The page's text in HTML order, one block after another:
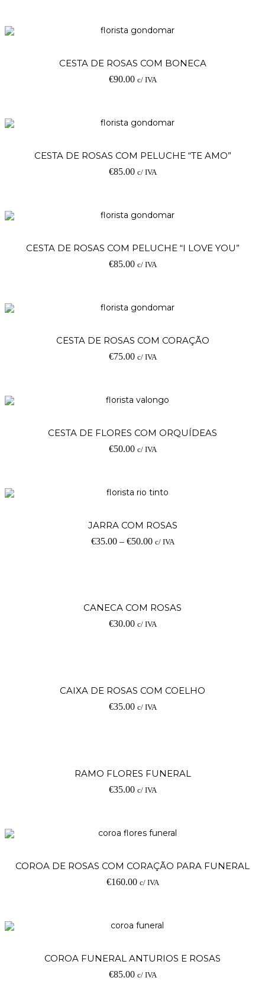
CESTA DE ROSAS COM BONECA
€90.00 c/ IVA
CESTA DE ROSAS COM PELUCHE “TE AMO”
€85.00 c/ IVA
CESTA DE ROSAS COM PELUCHE “I LOVE YOU”
€85.00 c/ IVA
CESTA DE ROSAS COM CORAÇÃO
€75.00 c/ IVA
CESTA DE FLORES COM ORQUÍDEAS
€50.00 c/ IVA
JARRA COM ROSAS
€35.00– €50.00 c/ IVA
CANECA COM ROSAS
€30.00 c/ IVA
CAIXA DE ROSAS COM COELHO
€35.00 c/ IVA
RAMO FLORES FUNERAL
€35.00 c/ IVA
COROA DE ROSAS COM CORAÇÃO PARA FUNERAL
€160.00 c/ IVA
COROA FUNERAL ANTURIOS E ROSAS
€85.00 c/ IVA